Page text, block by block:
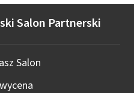
Salon Partnerski
Salon